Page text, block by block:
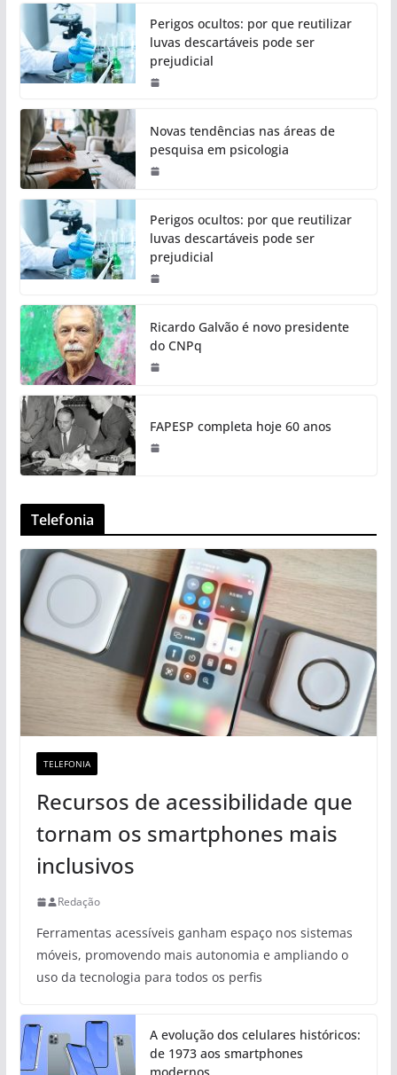
Perigos ocultos: por que reutilizar
luvas descartáveis pode ser
prejudicial
Novas tendências nas áreas de
pesquisa em psicologia
Perigos ocultos: por que reutilizar
luvas descartáveis pode ser
prejudicial
Ricardo Galvão é novo presidente
do CNPq
FAPESP completa hoje 60 anos
Telefonia
TELEFONIA
Recursos de acessibilidade que
tornam os smartphones mais
inclusivos
Redação
Ferramentas acessíveis ganham espaço nos sistemas
móveis, promovendo mais autonomia e ampliando o
uso da tecnologia para todos os perfis
A evolução dos celulares históricos:
de 1973 aos smartphones